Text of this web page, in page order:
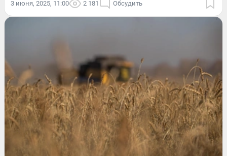
3 июня, 2025, 11:00 2 181 Обсудить